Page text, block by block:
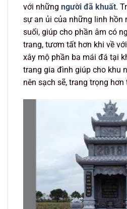
với những người đã khuất.
sự an ủi của những linh hồn
suối, giúp cho phần âm có
trang, tươm tất hơn khi về
xây mộ phần ba mái đá tại
trang gia đình giúp cho khu
nên sạch sẽ, trang trọng